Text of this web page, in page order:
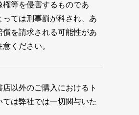
権等を侵害するものであ
っては刑事罰が科され、あ
償を請求される可能性があ
ください。
店以外のご購入におけるト
ては弊社では一切関与いた